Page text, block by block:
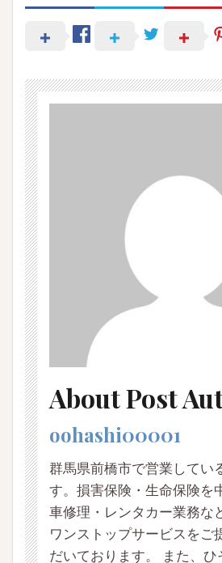
About Post
oohashi00001
群馬県前橋市で営業してい
す。損害保険・生命保険を
車修理・レンタカー業務な
ワンストップサービスをご
だいております。 また、ひ